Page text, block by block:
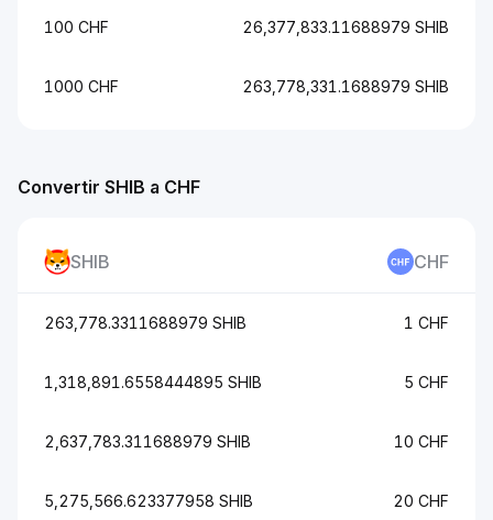
Convertir SHIB a CHF
SHIB CHF
263,778.3311688979 SHIB 1 CHF
1,318,891.6558444895 SHIB 5 CHF
2,637,783.311688979 SHIB 10 CHF
5,275,566.623377958 SHIB 20 CHF
100 CHF 26,377,833.11688979 SHIB
1000 CHF 263,778,331.1688979 SHIB